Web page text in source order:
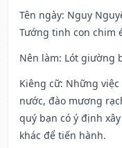
Tên ngày: Nguy
Tướng tinh con chim
Nên làm: Lót giường
Kiêng cữ: Những
nước, đào mương
quý bạn có ý định
khác để tiến hành.